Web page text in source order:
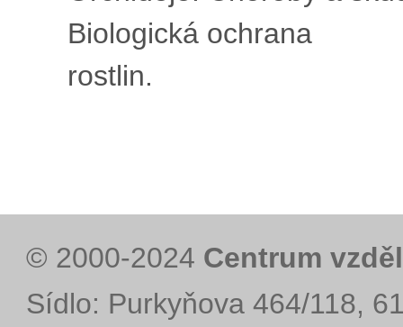
Biologická ochrana
rostlin.
© 2000-2024 Centrum
Sídlo: Purkyňova 464/118,